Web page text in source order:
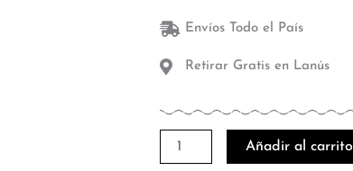
Envíos Todo el País
Retirar Gratis en Lanús
Glass
Beams
Añadir al carrito